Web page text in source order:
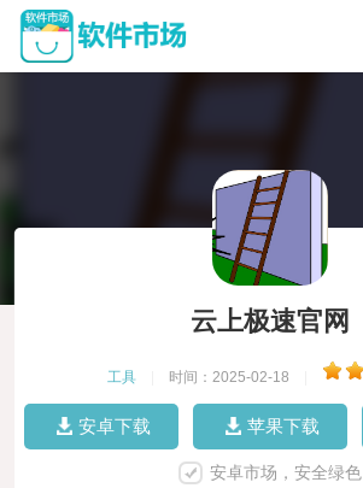
云上极速官网
工具 时间：2025-02-18
安卓下载 苹果下载
安卓市场，安全绿色